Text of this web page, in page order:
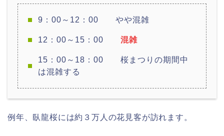
9：00～12：00 やや混雑
12：00～15：00 混雑
15：00～18：00 桜まつりの期間中
は混雑する
例年、臥龍桜には約３万人の花見客が訪れます。